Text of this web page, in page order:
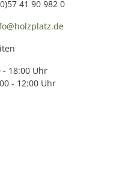
41 90 982 0
- 18:00 Uhr
- 12:00 Uhr